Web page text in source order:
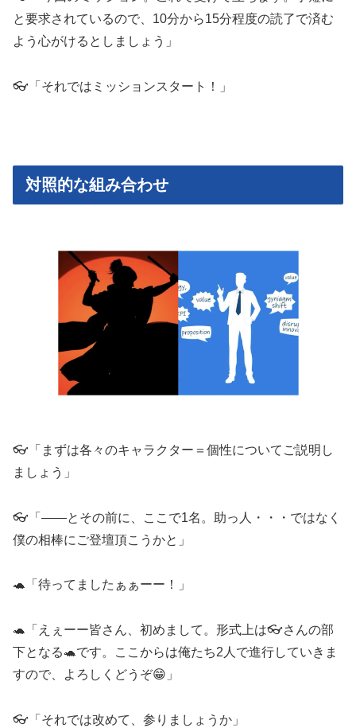
と要求されているので、10分から15分程度の読了で済む
よう心がけるとしましょう」
👓「それではミッションスタート！」
対照的な組み合わせ
👓「まずは各々のキャラクター＝個性についてご説明し
ましょう」
👓「――とその前に、ここで1名。助っ人・・・ではなく
僕の相棒にご登壇頂こうかと」
🐢「待ってましたぁぁーー！」
🐢「えぇーー皆さん、初めまして。形式上は👓さんの部
下となる🐢です。ここからは俺たち2人で進行していきま
すので、よろしくどうぞ😁」
👓「それでは改めて、参りましょうか」